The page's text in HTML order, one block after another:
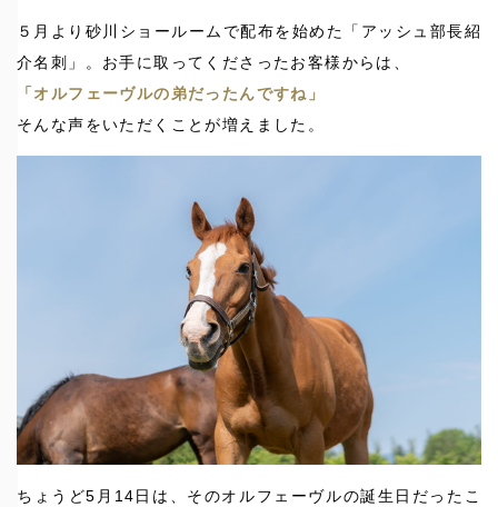
５月より砂川ショールームで配布を始めた「アッシュ部長紹
介名刺」。お手に取ってくださったお客様からは、
「オルフェーヴルの弟だったんですね」
そんな声をいただくことが増えました。
ちょうど5月14日は、そのオルフェーヴルの誕生日だったこ